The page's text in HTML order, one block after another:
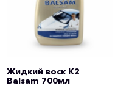
Жидкий воск K2
Balsam 700мл